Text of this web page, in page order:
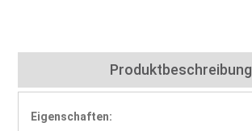
Produktbeschreibung
Eigenschaften: